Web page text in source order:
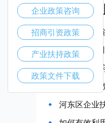
河东区产
如何通过惠
如何利用中
如何通过政
河东区企业
河东区企业
企业政策咨询
招商引资政策
产业扶持政策
政策文件下载